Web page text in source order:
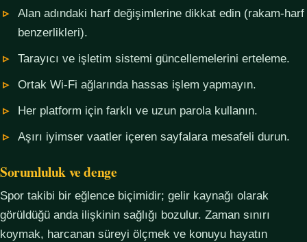
Alan adındaki harf değişimlerine dikkat edin (rakam-harf
benzerlikleri).
Tarayıcı ve işletim sistemi güncellemelerini erteleme.
Ortak Wi-Fi ağlarında hassas işlem yapmayın.
Her platform için farklı ve uzun parola kullanın.
Aşırı iyimser vaatler içeren sayfalara mesafeli durun.
Sorumluluk ve denge
Spor takibi bir eğlence biçimidir; gelir kaynağı olarak
görüldüğü anda ilişkinin sağlığı bozulur. Zaman sınırı
koymak, harcanan süreyi ölçmek ve konuyu hayatın